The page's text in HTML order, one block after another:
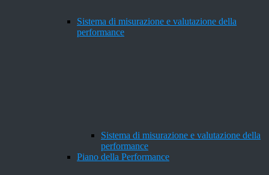
Sistema di misurazione e valutazione della
performance
Sistema di misurazione e valutazione della
performance
Piano della Performance